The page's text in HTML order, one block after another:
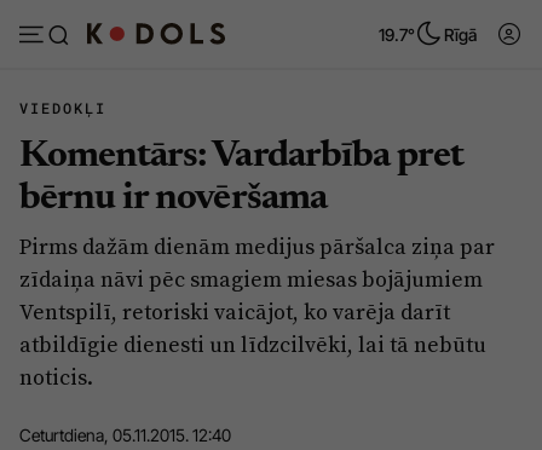
19.7° Rīgā
Abonēt Pieslēgties
Ziņas
Politika
Pašvaldības
Izglītība
Veselība
Tēmas
Viedokļi
Dzīve un ticība
VIEDOKĻI
Komentārs: Vardarbība pret
bērnu ir novēršama
Pirms dažām dienām medijus pāršalca ziņa par
zīdaiņa nāvi pēc smagiem miesas bojājumiem
Ventspilī, retoriski vaicājot, ko varēja darīt
atbildīgie dienesti un līdzcilvēki, lai tā nebūtu
noticis.
Ceturtdiena, 05.11.2015. 12:40